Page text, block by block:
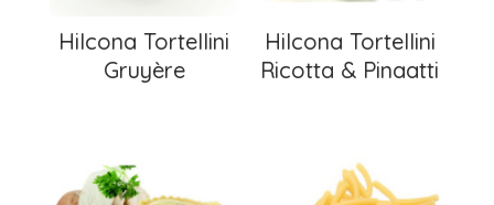
Hilcona Tortellini
Gruyère
Hilcona Tortellini
Ricotta & Pinaatti